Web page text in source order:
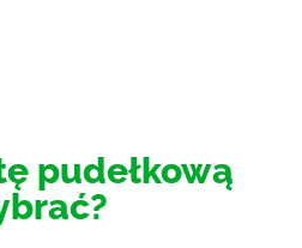
pudełkową